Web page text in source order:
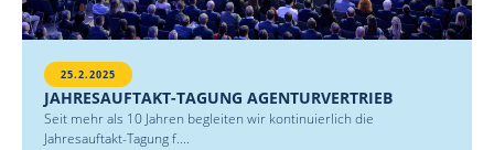
25.2.2025
JAHRESAUFTAKT-TAGUNG AGENTURVERTRIEB
Seit mehr als 10 Jahren begleiten wir kontinuierlich die
Jahresauftakt-Tagung f....